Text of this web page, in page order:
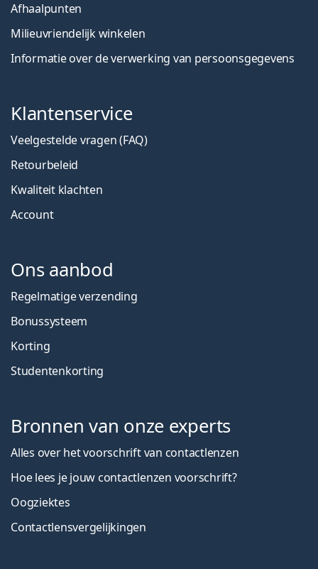
Afhaalpunten
Milieuvriendelijk winkelen
Informatie over de verwerking van persoonsgegevens
Klantenservice
Veelgestelde vragen (FAQ)
Retourbeleid
Kwaliteit klachten
Account
Ons aanbod
Regelmatige verzending
Bonussysteem
Korting
Studentenkorting
Bronnen van onze experts
Alles over het voorschrift van contactlenzen
Hoe lees je jouw contactlenzen voorschrift?
Oogziektes
Contactlensvergelijkingen